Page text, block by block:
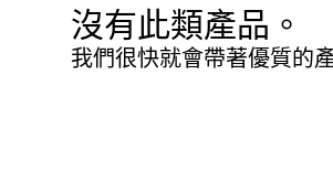
沒有此類產品。
我們很快就會帶著優質的